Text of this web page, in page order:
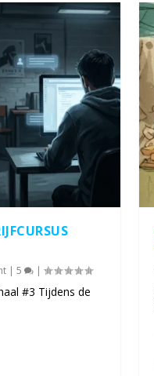
|5 |
#3 Tijdens de